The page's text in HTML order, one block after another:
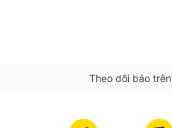
Theo dõi báo trên